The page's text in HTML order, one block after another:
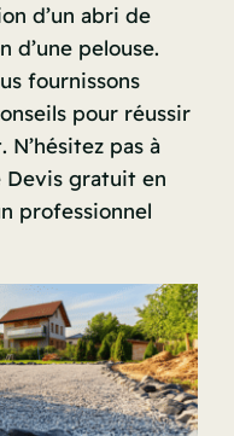
d’un abri de
d’une pelouse.
fournissons
pour réussir
pas à
Devis gratuit en
professionnel